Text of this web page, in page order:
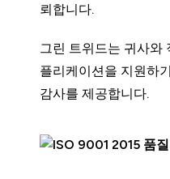
뢰합니다.
그린 트위드는 귀사와
플리케이션을 지원하
감사를 제공합니다.